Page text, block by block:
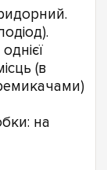
(в
на